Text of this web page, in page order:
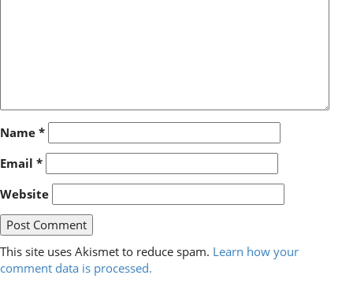
Name *
Email *
Website
This site uses Akismet to reduce spam. Learn how your
comment data is processed.